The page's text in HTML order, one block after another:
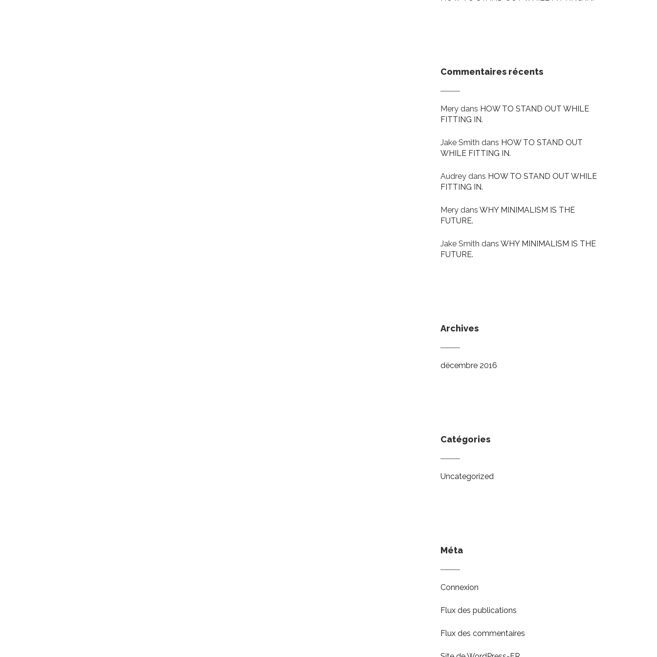
Commentaires récents
Mery dans HOW TO STAND OUT WHILE
FITTING IN.
Jake Smith dans HOW TO STAND OUT
WHILE FITTING IN.
Audrey dans HOW TO STAND OUT WHILE
FITTING IN.
Mery dansWHY MINIMALISM IS THE
FUTURE.
Jake Smith dansWHY MINIMALISM IS THE
FUTURE.
Archives
décembre 2016
Catégories
Uncategorized
Méta
Connexion
Flux des publications
Flux des commentaires